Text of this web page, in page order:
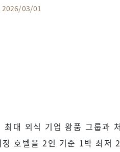
2026/03/01
대 외식 기업 왕품 그룹과
호텔을 2인 기준 1박 최저